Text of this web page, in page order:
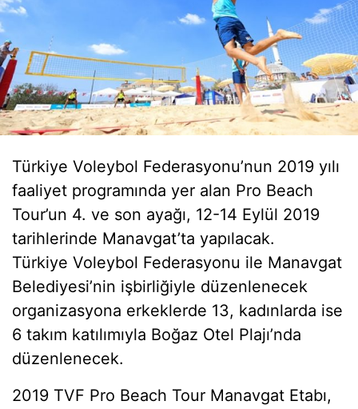
Türkiye Voleybol Federasyonu’nun 2019 yılı
faaliyet programında yer alan Pro Beach
Tour’un 4. ve son ayağı, 12-14 Eylül 2019
tarihlerinde Manavgat’ta yapılacak.
Türkiye Voleybol Federasyonu ile Manavgat
Belediyesi’nin işbirliğiyle düzenlenecek
organizasyona erkeklerde 13, kadınlarda ise
6 takım katılımıyla Boğaz Otel Plajı’nda
düzenlenecek.
2019 TVF Pro Beach Tour Manavgat Etabı,